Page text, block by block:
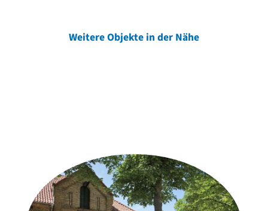
Weitere Objekte in der Nähe